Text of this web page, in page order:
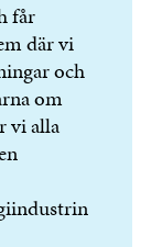
får
där vi
och
om
vi alla